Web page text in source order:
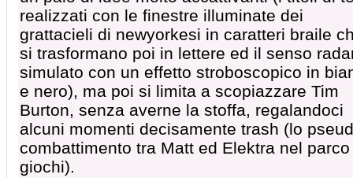
realizzati con le finestre illuminate dei
grattacieli di newyorkesi in caratteri braile
si trasformano poi in lettere ed il senso
simulato con un effetto stroboscopico in
e nero), ma poi si limita a scopiazzare Tim
Burton, senza averne la stoffa, regalandoci
alcuni momenti decisamente trash (lo
combattimento tra Matt ed Elektra nel parco
giochi).